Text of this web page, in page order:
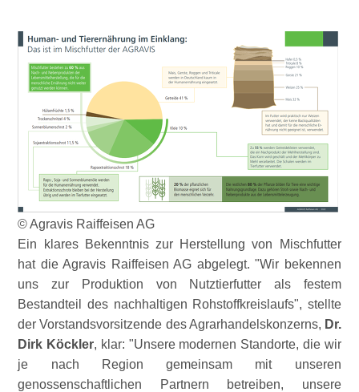
© Agravis Raiffeisen AG
Ein klares Bekenntnis zur Herstellung von Mischfutter
hat die Agravis Raiffeisen AG abgelegt. Wir bekennen
uns zur Produktion von Nutztierfutter als festem
Bestandteil des nachhaltigen Rohstoffkreislaufs , stellte
der Vorstandsvorsitzende des Agrarhandelskonzerns, Dr.
Dirk Köckler, klar:
Unsere modernen Standorte, die wir
je nach Region gemeinsam mit unseren
genossenschaftlichen Partnern betreiben, unsere